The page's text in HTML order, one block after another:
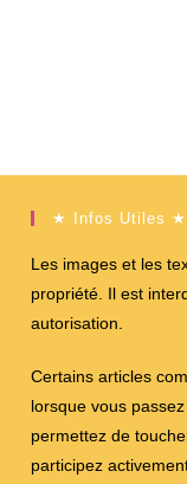
★ Infos Utiles ★
Les images et les
propriété. Il est
autorisation.
Certains articles
lorsque vous
permettez de
participez